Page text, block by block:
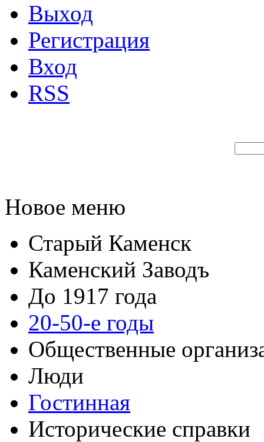
Выход
Регистрация
Вход
RSS
Новое меню
Старый Каменск
Каменский Заводъ
До 1917 года
20-50-е годы
Общественные
Люди
Гостинная
Исторические справки